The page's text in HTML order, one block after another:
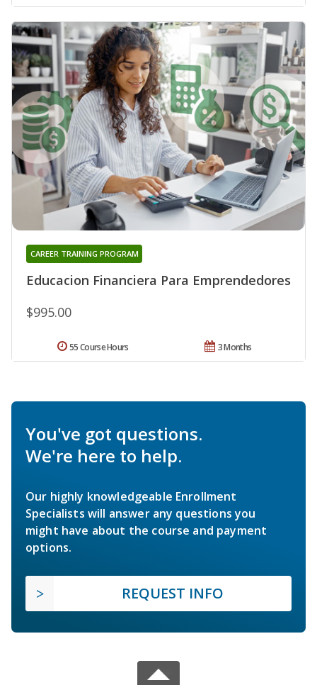
Educacion Financiera Para Emprendedores
CAREER TRAINING PROGRAM
$995.00
3 Months
55 Course Hours
You've got questions.
We're here to help.
Our highly knowledgeable Enrollment
Specialists will answer any questions you
might have about the course and payment
options.
REQUEST INFO